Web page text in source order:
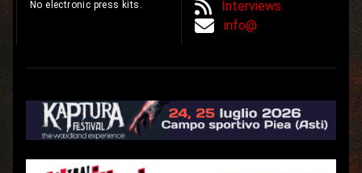
No electronic press kits.
Interviews
info@